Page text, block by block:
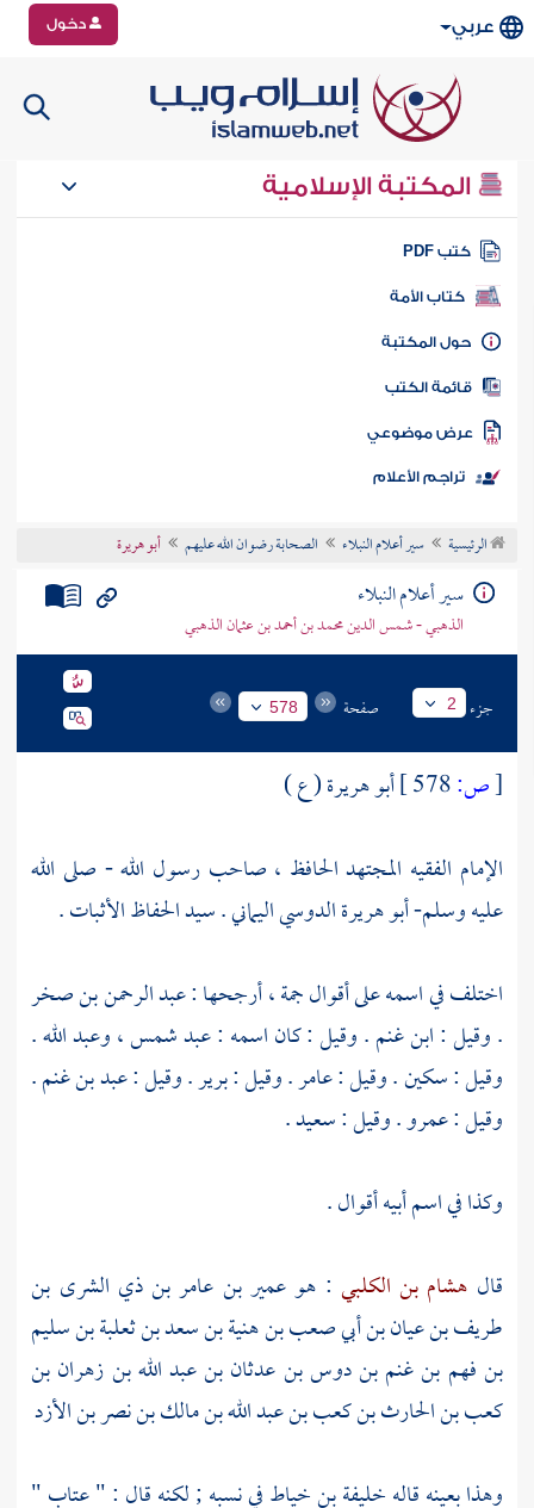
عربي دخول
المكتبة الإسلامية
كتب PDF
كتاب الأمة
المكتبة
الكتب
موضوعي
تراجم الأعلام
الرئيسية سير أعلام النبلاء الصحابة رضوان الله عليهم أبو هريرة
سير أعلام النبلاء
الذهبي - شمس الدين محمد بن أحمد بن عثمان الذهبي
جزء 2 صفحة 578
[ص:
أبو هريرة ( ع )
الإمام الفقيه المجتهد الحافظ ، صاحب رسول الله - صلى الله
عليه وسلم- أبو هريرة الدوسي اليماني . سيد الحفاظ الأثبات .
اختلف في اسمه على أقوال جمة ، أرجحها : عبد الرحمن بن صخر
. وقيل : ابن غنم . وقيل : كان اسمه : عبد شمس ، وعبد الله .
وقيل : سكين . وقيل : عامر . وقيل : برير . وقيل : عبد بن غنم .
وقيل : عمرو . وقيل : سعيد .
وكذا في اسم أبيه أقوال .
قال هشام بن الكلبي : هوعمير بن عامر بن ذي الشرى بن
طريف بن عيان بن أبي صعب بن هنية بن سعد بن ثعلبة بن سليم
بن فهم بن غنم بن دوس بن عدثان بن عبد الله بن زهران بن
كعب بن الحارث بن كعب بن عبد الله بن مالك بن نصر بن الأزد
وهذا بعينه قالهخليفة بن خياطفي نسبه ; لكنه قال : "عتاب"